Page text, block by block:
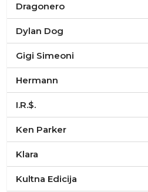
Dragonero
Dylan Dog
Gigi Simeoni
Hermann
I.R.$.
Ken Parker
Klara
Kultna Edicija